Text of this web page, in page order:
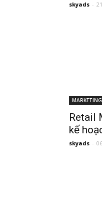
skyads -
MARKETING
Retail
kế
skyads -